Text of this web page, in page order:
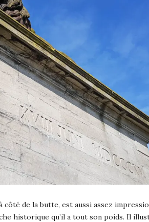
de la butte, est aussi assez
historique qu’il a tout son poids. Il